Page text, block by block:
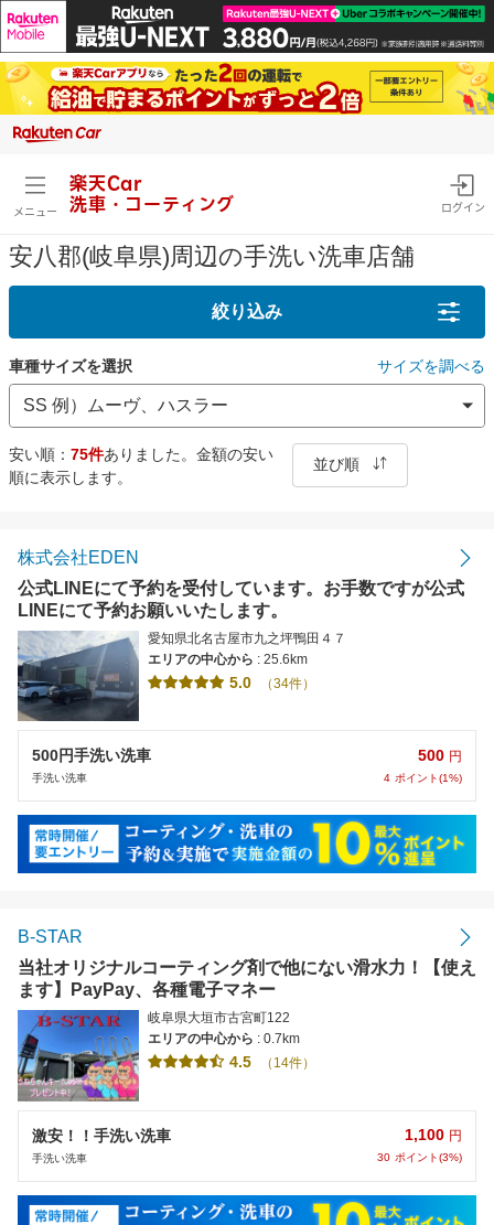
メニュー
楽天Car
洗車・コーティング
ログイン
安八郡(岐阜県)周辺の手洗い洗車店舗
絞り込み
車種サイズを選択 サイズを調べる
安い順： 75件ありました。金額の安い
順に表示します。
並び順
評価の高い順
株式会社EDEN
公式LINEにて予約を受付しています。お手数ですが公式
LINEにて予約お願いいたします。
愛知県北名古屋市九之坪鴨田４７
エリアの中心から : 25.6km
5.0 （34件）
500円手洗い洗車
手洗い洗車
500 円
4 ポイント(1%)
B-STAR
当社オリジナルコーティング剤で他にない滑水力！【使え
ます】PayPay、各種電子マネー
岐阜県大垣市古宮町122
エリアの中心から : 0.7km
4.5 （14件）
激安！！手洗い洗車
手洗い洗車
1,100 円
30 ポイント(3%)